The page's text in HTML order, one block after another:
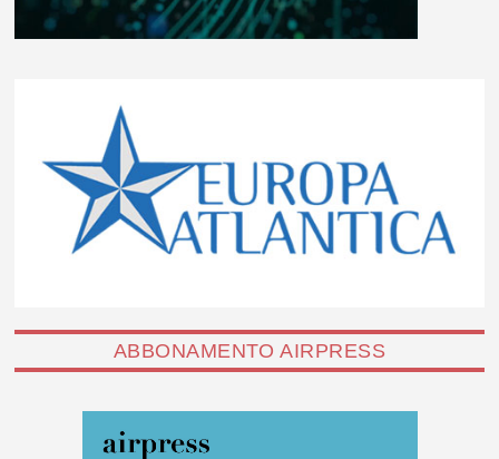
ABBONAMENTO AIRPRESS